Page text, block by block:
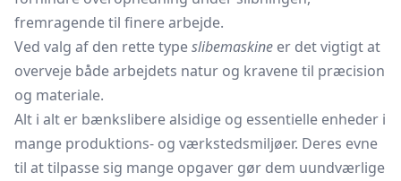
fremragende til finere arbejde.
Ved valg af den rette typeslibemaskine er det vigtigt at
overveje både arbejdets natur og kravene til præcision
og materiale.
Alt i alt er bænkslibere alsidige og essentielle enheder i
mange produktions- og værkstedsmiljøer. Deres evne
til at tilpasse sig mange opgaver gør dem uundværlige